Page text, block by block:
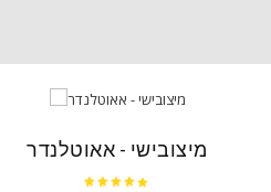
מיצובישי - אאוטלנדר